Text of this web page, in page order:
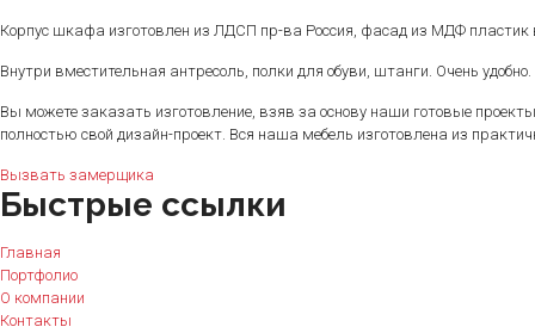
Корпус шкафа изготовлен из ЛДСП пр-ва Россия, фасад из МДФ
Внутри вместительная антресоль, полки для обуви, штанги. Очень удобно.
Вы можете заказать изготовление, взяв за основу наши готовые
полностью свой дизайн-проект. Вся наша мебель изготовлена из
Вызвать замерщика
Быстрые ссылки
Главная
Портфолио
О компании
Контакты